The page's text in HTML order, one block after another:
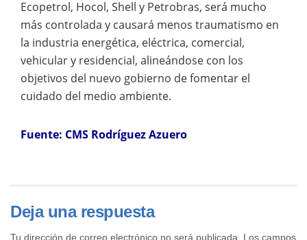
Ecopetrol, Hocol, Shell y Petrobras, será mucho
más controlada y causará menos traumatismo en
la industria energética, eléctrica, comercial,
vehicular y residencial, alineándose con los
objetivos del nuevo gobierno de fomentar el
cuidado del medio ambiente.
Fuente: CMS Rodríguez Azuero
Deja una respuesta
Tu dirección de correo electrónico no será publicada.
Los campos